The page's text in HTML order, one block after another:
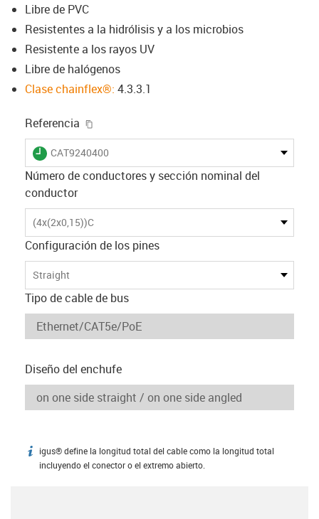
Libre de PVC
Resistentes a la hidrólisis y a los microbios
Resistente a los rayos UV
Libre de halógenos
Clase chainflex®: 4.3.3.1
Referencia
igus-icon-lieferzeit
CAT9240400
Número de conductores y sección nominal del
conductor
(4x(2x0,15))C
Configuración de los pines
Straight
Tipo de cable de bus
Diseño del enchufe
igus-icon-info
igus® define la longitud total del cable como la longitud total
incluyendo el conector o el extremo abierto.